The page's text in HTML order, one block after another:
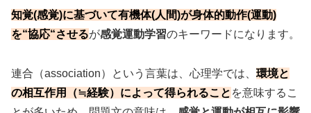
知覚(感覚)に基づいて有機体(人間)が身体的動作(運動)
を“協応“させるが感覚運動学習のキーワードになります。
連合（association）という言葉は、心理学では、 環境と
の相互作用（≒経験）によって得られること を意味するこ